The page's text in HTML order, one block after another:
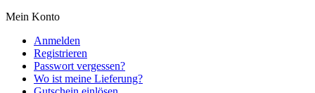
Mein Konto
Anmelden
Registrieren
Passwort vergessen?
Wo ist meine Lieferung?